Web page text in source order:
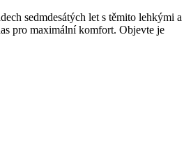
sedmdesátých let s těmito lehkými a
pro maximální komfort. Objevte je